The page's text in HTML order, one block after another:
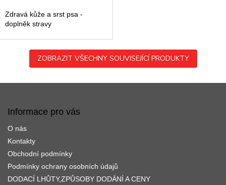
Zdravá kůže a srst psa -
doplněk stravy
ZOBRAZIT VŠECHNY SOUVISEJÍCÍ PRODUKTY
Informace pro vás
O nás
Kontakty
Obchodní podmínky
Podmínky ochrany osobních údajů
DODACÍ LHŮTY,ZPŮSOBY DODÁNÍ A CENY